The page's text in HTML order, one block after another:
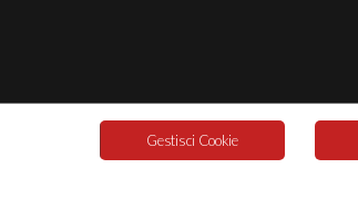
Gestisci Cookie
Cookie Policy